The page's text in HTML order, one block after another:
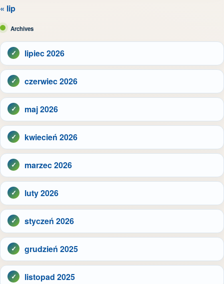
« lip
Archives
lipiec 2026
czerwiec 2026
maj 2026
kwiecień 2026
marzec 2026
luty 2026
styczeń 2026
grudzień 2025
listopad 2025